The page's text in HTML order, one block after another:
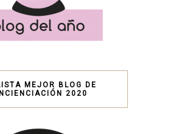
MEJOR BLOG DE
2020